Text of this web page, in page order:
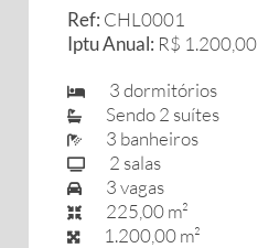
Ref: CHL0001
Iptu Anual: R$ 1.200,00
3 dormitórios
Sendo 2 suítes
3 banheiros
2 salas
3 vagas
225,00 m²
1.200,00 m²